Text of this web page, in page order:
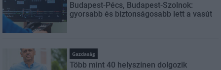
Budapest-Pécs, Budapest-Szolnok:
gyorsabb és biztonságosabb lett a vasút
Gazdaság
Több mint 40 helyszínen dolgozik